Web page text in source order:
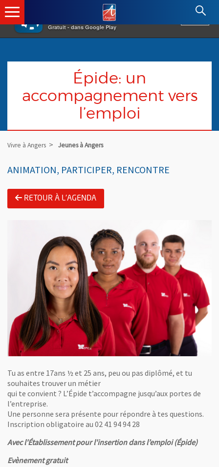
×
Gratuit - dans Google Play
Angers.fr : Retour à l'accueil
Épide: un
accompagnement vers
l’emploi
Vivre à Angers Jeunes à Angers
ANIMATION, PARTICIPER, RENCONTRE
RETOUR À L'AGENDA
Tu as entre 17ans ½ et 25 ans, peu ou pas diplômé, et tu
souhaites trouver un métier
qui te convient ? L’Épide t’accompagne jusqu’aux portes de
l’entreprise.
Une personne sera présente pour répondre à tes questions.
Inscription obligatoire au 02 41 94 94 28
Avec l'Établissement pour l'insertion dans l’emploi (Épide)
Evènement gratuit